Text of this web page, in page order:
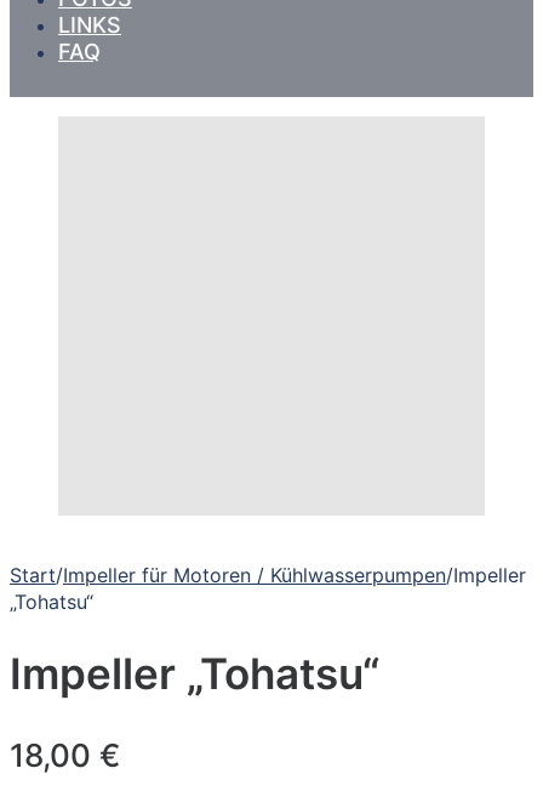
LINKS
FAQ
Start/Impeller für Motoren / Kühlwasserpumpen/Impeller
„Tohatsu“
Impeller „Tohatsu“
18,00 €